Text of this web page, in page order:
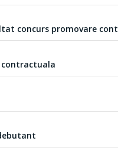
concurs promovare